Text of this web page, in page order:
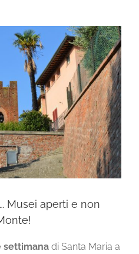
Musei aperti e non
settimana di Santa Maria a